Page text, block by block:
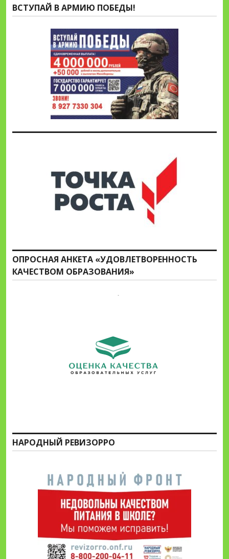
ВСТУПАЙ В АРМИЮ ПОБЕДЫ!
ОПРОСНАЯ АНКЕТА «УДОВЛЕТВОРЕННОСТЬ
КАЧЕСТВОМ ОБРАЗОВАНИЯ»
НАРОДНЫЙ РЕВИЗОРРО